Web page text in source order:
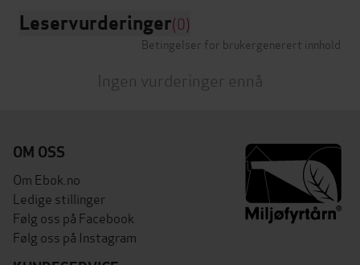
Leservurderinger(0)
Betingelser for brukergenerert innhold
Ingen vurderinger ennå
OM OSS
Om Ebok.no
Ledige stillinger
Følg oss på Facebook
Følg oss på Instagram